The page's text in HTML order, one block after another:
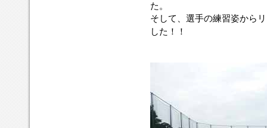
た。
そして、選手の練習姿から
した！！